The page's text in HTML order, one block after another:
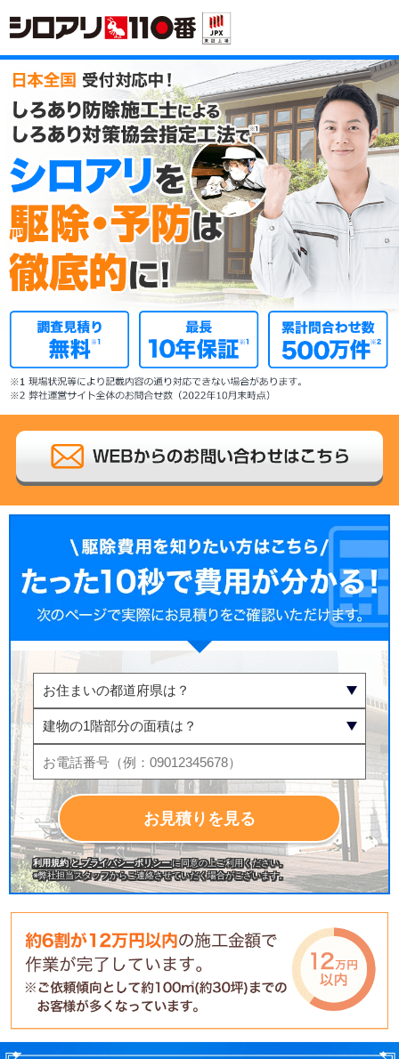
お見積りを見る
利用規約 と プライバシーポリシーに同意の上ご利⽤ください。
※弊社担当スタッフからご連絡させていだく場合がございます。